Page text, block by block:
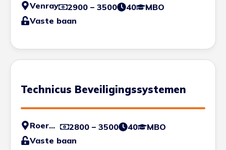
Venray 2900 – 3500 40
MBO
Vaste baan
Technicus Beveiligingssystemen
Roermond 2800 – 3500 40
MBO
Vaste baan